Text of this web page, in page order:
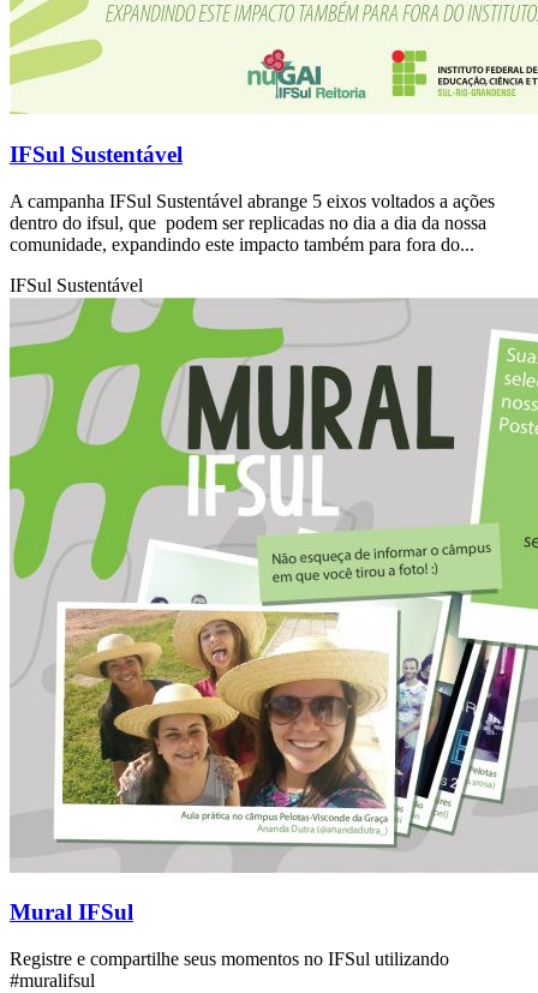
IFSul Sustentável
A campanha IFSul Sustentável abrange 5 eixos voltados a ações
dentro do ifsul, que podem ser replicadas no dia a dia da nossa
comunidade, expandindo este impacto também para fora do...
IFSul Sustentável
Mural IFSul
Registre e compartilhe seus momentos no IFSul utilizando
#muralifsul